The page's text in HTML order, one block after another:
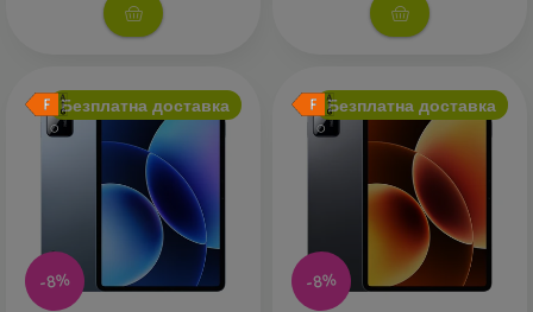
-8%
Безплатна доставка
-8%
Безплатна доставка